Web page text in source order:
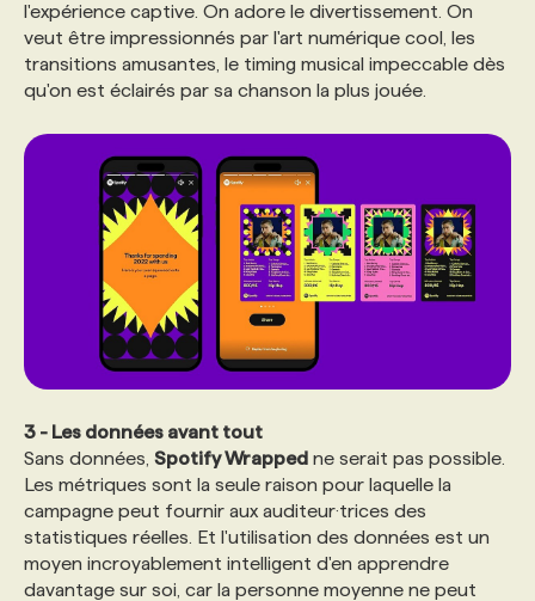
l'expérience captive. On adore le divertissement. On
veut être impressionnés par l'art numérique cool, les
transitions amusantes, le timing musical impeccable dès
qu'on est éclairés par sa chanson la plus jouée.
3 - Les données avant tout
Sans données, Spotify Wrapped ne serait pas possible.
Les métriques sont la seule raison pour laquelle la
campagne peut fournir aux auditeur·trices des
statistiques réelles. Et l'utilisation des données est un
moyen incroyablement intelligent d'en apprendre
davantage sur soi, car la personne moyenne ne peut